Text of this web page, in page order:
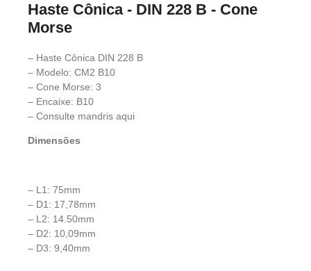
Haste Cônica - DIN 228 B - Cone
Morse
– Haste Cônica DIN 228 B
– Modelo: CM2 B10
– Cone Morse: 3
– Encaixe: B10
– Consulte mandris aqui
Dimensões
– L1: 75mm
– D1: 17,78mm
– L2: 14.50mm
– D2: 10,09mm
– D3: 9,40mm